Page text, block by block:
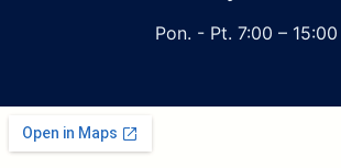
Pon. - Pt. 7:00 – 15:00